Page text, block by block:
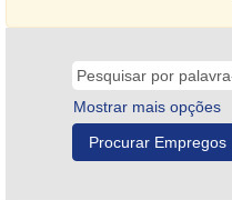
Mostrar mais opções